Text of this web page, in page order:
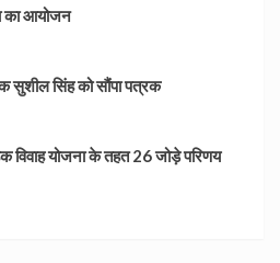
का आयोजन
सुशील सिंह को सौंपा पत्रक
विवाह योजना के तहत 26 जोड़े परिणय